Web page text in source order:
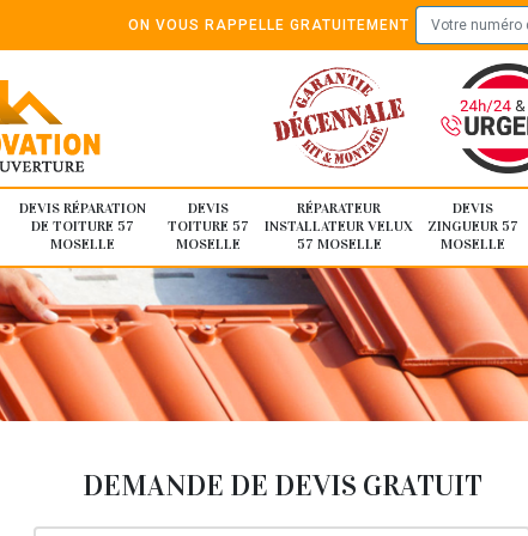
ON VOUS RAPPELLE GRATUITEMENT
DEVIS RÉPARATION
DE TOITURE 57
MOSELLE
DEVIS
TOITURE 57
MOSELLE
RÉPARATEUR
INSTALLATEUR VELUX
57 MOSELLE
DEVIS
ZINGUEUR 57
MOSELLE
DEMANDE DE DEVIS GRATUIT